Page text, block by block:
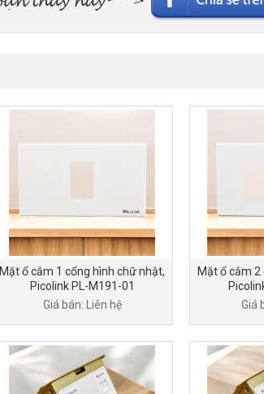
Mặt ổ cắm 1 cổng hình chữ nhật,
Picolink PL-M191-01
Giá bán: Liên hệ
Mặt ổ cắm
Giá